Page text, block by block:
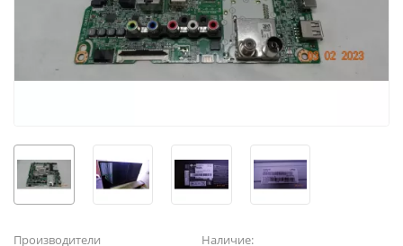
Производители Наличие: